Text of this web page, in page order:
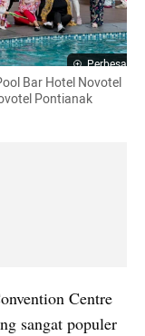
Perbesar
Bar Hotel Novotel
Pontianak
Centre
sangat populer